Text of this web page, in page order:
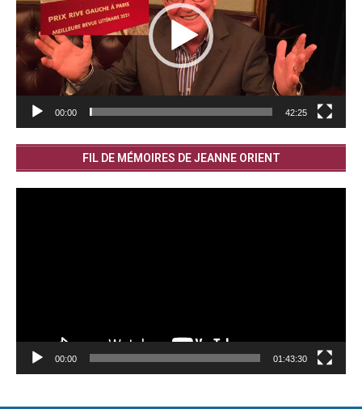
00:00 42:25
FIL DE MÉMOIRES DE JEANNE ORIENT
00:00 01:43:30